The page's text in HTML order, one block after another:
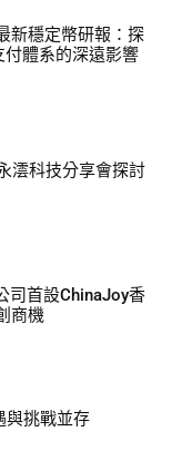
新穩定幣研報：探
體系的深遠影響
澐科技分享會探討
司首設ChinaJoy香
商機
與挑戰並存